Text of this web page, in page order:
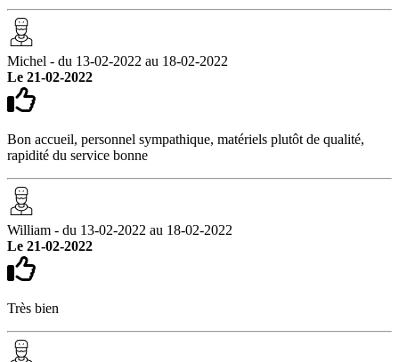
Michel - du 13-02-2022 au 18-02-2022
Le 21-02-2022
Bon accueil, personnel sympathique, matériels plutôt de qualité,
rapidité du service bonne
William - du 13-02-2022 au 18-02-2022
Le 21-02-2022
Très bien